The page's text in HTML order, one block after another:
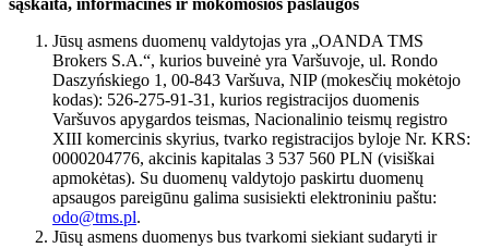
sąskaita, informacinės ir mokomosios paslaugos
Jūsų asmens duomenų valdytojas yra „OANDA TMS
Brokers S.A.“, kurios buveinė yra Varšuvoje, ul. Rondo
Daszyńskiego 1, 00-843 Varšuva, NIP (mokesčių mokėtojo
kodas): 526-275-91-31, kurios registracijos duomenis
Varšuvos apygardos teismas, Nacionalinio teismų registro
XIII komercinis skyrius, tvarko registracijos byloje Nr. KRS:
0000204776, akcinis kapitalas 3 537 560 PLN (visiškai
apmokėtas). Su duomenų valdytojo paskirtu duomenų
apsaugos pareigūnu galima susisiekti elektroniniu paštu:
odo@tms.pl.
Jūsų asmens duomenys bus tvarkomi siekiant sudaryti ir